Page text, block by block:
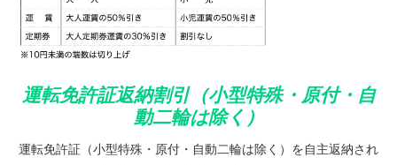
運転免許証返納割引（小型特殊・原付・自
動二輪は除く）
運転免許証（小型特殊・原付・自動二輪は除く）を自主返納され